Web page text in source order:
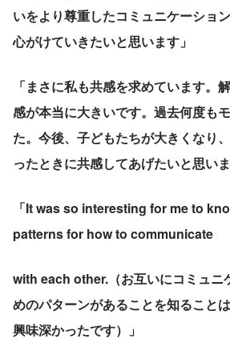
いをより尊重したコミュニケーショ
心がけていきたいと思います」
「まさに私も共感を求めています。
感が本当に大きいです。過去何度も
た。今後、子どもたちが大きくなり
ったときに共感してあげたいと思いま
「It was so interesting for me to
patterns for how to communicate
with each other.（お互いにコミュニ
めのパターンがあることを知ること
興味深かったです）」